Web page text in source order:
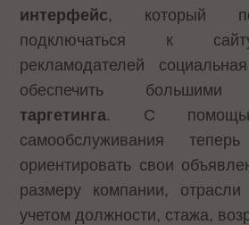
интерфейс, который
подключаться к
рекламодателей
обеспечить большими
таргетинга. С
самообслуживания
ориентировать свои
размеру компании,
учетом должности, стажа,